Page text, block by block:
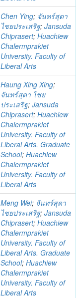
Chen Ying; จันทร์สุดา
ไชยประเสริฐ; Jansuda
Chiprasert; Huachiew
Chalermprakiet
University. Faculty of
Liberal Arts
Haung Xing Xing;
จันทร์สุดา ไชย
ประเสริฐ; Jansuda
Chiprasert; Huachiew
Chalermprakiet
University. Faculty of
Liberal Arts. Graduate
School; Huachiew
Chalermprakiet
University. Faculty of
Liberal Arts
Meng Wei; จันทร์สุดา
ไชยประเสริฐ; Jansuda
Chiprasert; Huachiew
Chalermprakiet
University. Faculty of
Liberal Arts. Graduate
School; Huachiew
Chalermprakiet
University. Faculty of
Liberal Arts